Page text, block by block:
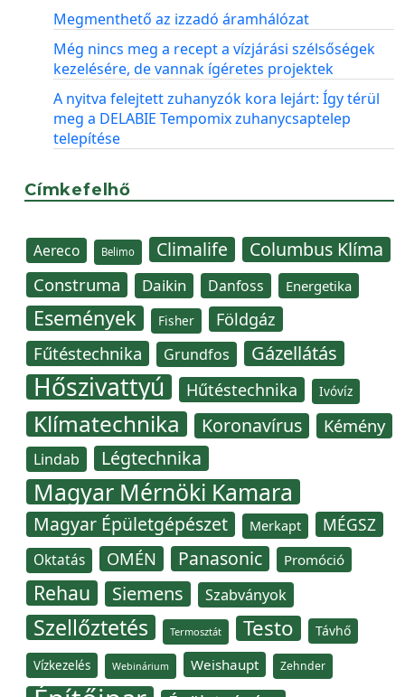
Megmenthető az izzadó áramhálózat
Még nincs meg a recept a vízjárási szélsőségek
kezelésére, de vannak ígéretes projektek
A nyitva felejtett zuhanyzók kora lejárt: Így térül
meg a DELABIE Tempomix zuhanycsaptelep
telepítése
Címkefelhő
Aereco Belimo Climalife Columbus Klíma
Construma Daikin Danfoss Energetika
Események Fisher Földgáz
Fűtéstechnika Grundfos Gázellátás
Hőszivattyú Hűtéstechnika Ivóvíz
Klímatechnika Koronavírus Kémény
Lindab Légtechnika
Magyar Mérnöki Kamara
Magyar Épületgépészet Merkapt MÉGSZ
Oktatás OMÉN Panasonic Promóció
Rehau Siemens Szabványok
Szellőztetés Termosztát Testo Távhő
Vízkezelés Webinárium Weishaupt Zehnder